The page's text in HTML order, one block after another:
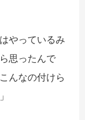
やっているみ
思ったんで
んなの付けら